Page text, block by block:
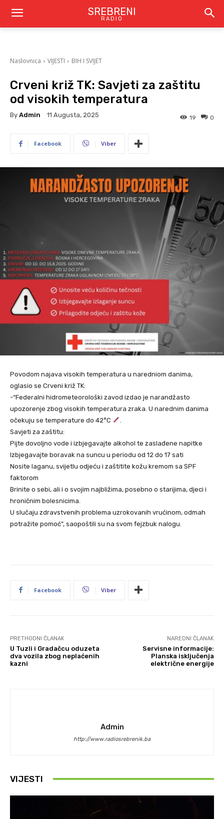
SREBRENI
RADIO
Naslovnica VIJESTI BIH I SVIJET
Crveni križ TK: Savjeti za zaštitu
od visokih temperatura
By Admin 11 Augusta, 2025 0
19
Facebook Viber
Povodom najava visokih temperatura u naredniom danima,
oglasio se Crveni križ TK:
-“Federalni hidrometeorološki zavod izdao je narandžasto
upozorenje zbog visokih temperatura zraka. U narednim danima
očekuju se temperature do 42°C
Savjeti za zaštitu:
Pijte dovoljno vode i izbjegavajte alkohol te zaslađene napitke
Izbjegavajte boravak na suncu u periodu od 12 do 17 sati
Nosite laganu, svijetlu odjeću i zaštitite kožu kremom sa SPF
faktorom
Brinite o sebi, ali i o svojim najbližima, posebno o starijima, djeci i
hroničnim bolesnicima.
U slučaju zdravstvenih problema uzrokovanih vrućinom, odmah
potražite pomoć”, saopoštili su na svom fejzbuk nalogu.
Facebook Viber
PRETHODNI ČLANAK
U Tuzli i Gradačcu oduzeta
dva vozila zbog neplaćenih
kazni
NAREDNI ČLANAK
Servisne informacije:
Planska isključenja
električne energije
Admin
http://www.radiosrebrenik.ba
VIJESTI